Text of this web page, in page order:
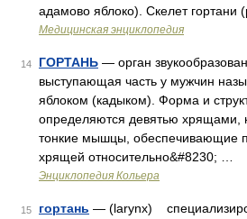
адамово яблоко). Скелет гортани
Медицинская энциклопедия
14 ГОРТАНЬ — орган
выступающая часть у мужчин
яблоком (кадыком). Форма и
определяются девятью хрящами,
тонкие мышцы, обеспечивающие
хрящей относительно&#8230; …
Энциклопедия Кольера
15 гортань — (larynx)